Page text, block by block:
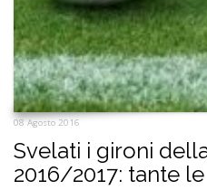
08 Agosto 2016
Svelati i gironi
2016/2017: tante